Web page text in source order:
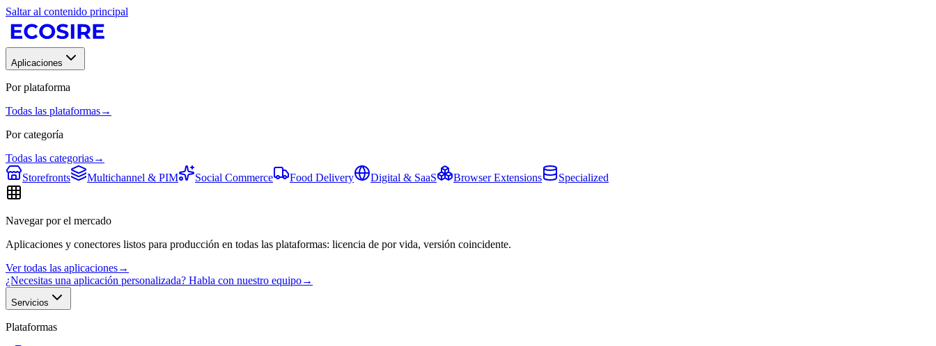
Saltar al contenido principal
Aplicaciones
Por plataforma
Todas las plataformas→
Por categoría
Todas las categorias→
Storefronts
Multichannel & PIM Social Commerce Food Delivery Digital & SaaS Browser Extensions Specialized
Navegar por el mercado
Aplicaciones y conectores listos para producción en todas las plataformas: licencia de por vida, versión coincidente.
Ver todas las aplicaciones→
¿Necesitas una aplicación personalizada? Habla con nuestro equipo→
Servicios
Plataformas